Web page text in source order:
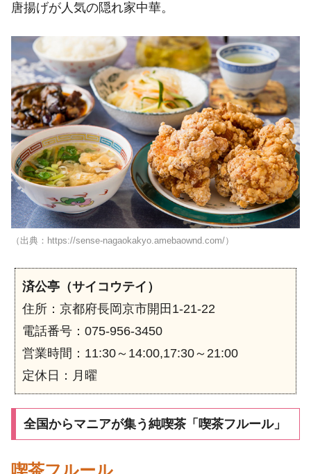
唐揚げが人気の隠れ家中華。
（出典：https://sense-nagaokakyo.amebaownd.com/）
済公亭（サイコウテイ）
住所：京都府長岡京市開田1-21-22
電話番号：075-956-3450
営業時間：11:30～14:00,17:30～21:00
定休日：月曜
全国からマニアが集う純喫茶「喫茶フルール」